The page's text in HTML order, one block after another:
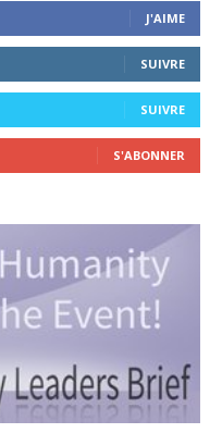
J'AIME
SUIVRE
SUIVRE
S'ABONNER